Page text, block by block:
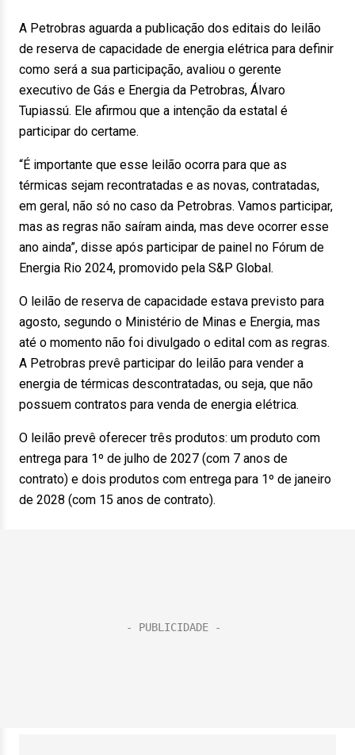
A Petrobras aguarda a publicação dos editais do leilão
de reserva de capacidade de energia elétrica para definir
como será a sua participação, avaliou o gerente
executivo de Gás e Energia da Petrobras, Álvaro
Tupiassú. Ele afirmou que a intenção da estatal é
participar do certame.
“É importante que esse leilão ocorra para que as
térmicas sejam recontratadas e as novas, contratadas,
em geral, não só no caso da Petrobras. Vamos participar,
mas as regras não saíram ainda, mas deve ocorrer esse
ano ainda”, disse após participar de painel no Fórum de
Energia Rio 2024, promovido pela S&P Global.
O leilão de reserva de capacidade estava previsto para
agosto, segundo o Ministério de Minas e Energia, mas
até o momento não foi divulgado o edital com as regras.
A Petrobras prevê participar do leilão para vender a
energia de térmicas descontratadas, ou seja, que não
possuem contratos para venda de energia elétrica.
O leilão prevê oferecer três produtos: um produto com
entrega para 1º de julho de 2027 (com 7 anos de
contrato) e dois produtos com entrega para 1º de janeiro
de 2028 (com 15 anos de contrato).